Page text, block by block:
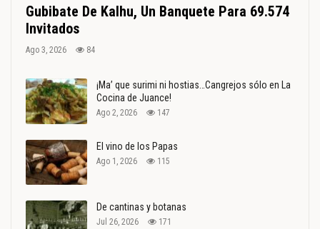
Gubibate De Kalhu, Un Banquete Para 69.574
Invitados
Ago 3, 2026 84
¡Ma’ que surimi ni hostias…Cangrejos sólo en La
Cocina de Juance!
Ago 2, 2026 147
El vino de los Papas
Ago 1, 2026 115
De cantinas y botanas
Jul 26, 2026 171